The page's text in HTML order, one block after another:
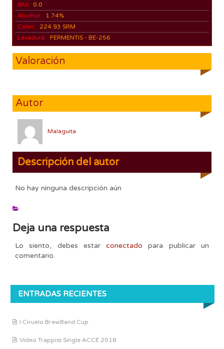
IBU:
0.0
Alcohol:
1.74%
Color:
224.93 SRM
Levadura: FERMENTIS - BE-256
Valoración
Autor
Malaguita
Descripción del autor
No hay ninguna descripción aún
Deja una respuesta
Lo siento, debes estarconectado para publicar un
comentario.
ENTRADAS RECIENTES
I Ciruelo BrewBand Cup
Vídeo Trappist Single ACCE 2018